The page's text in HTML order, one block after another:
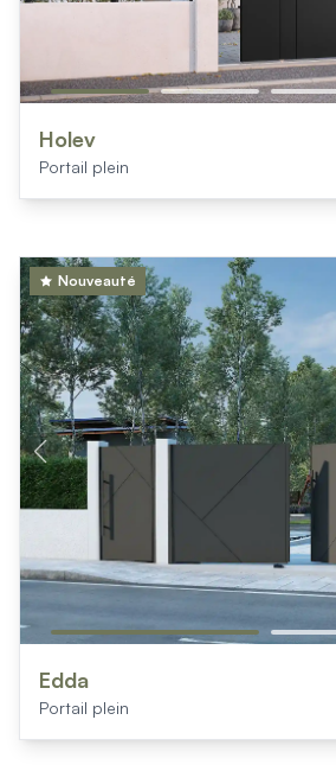
Holev
Portail plein
Nouveauté
Edda
Portail plein